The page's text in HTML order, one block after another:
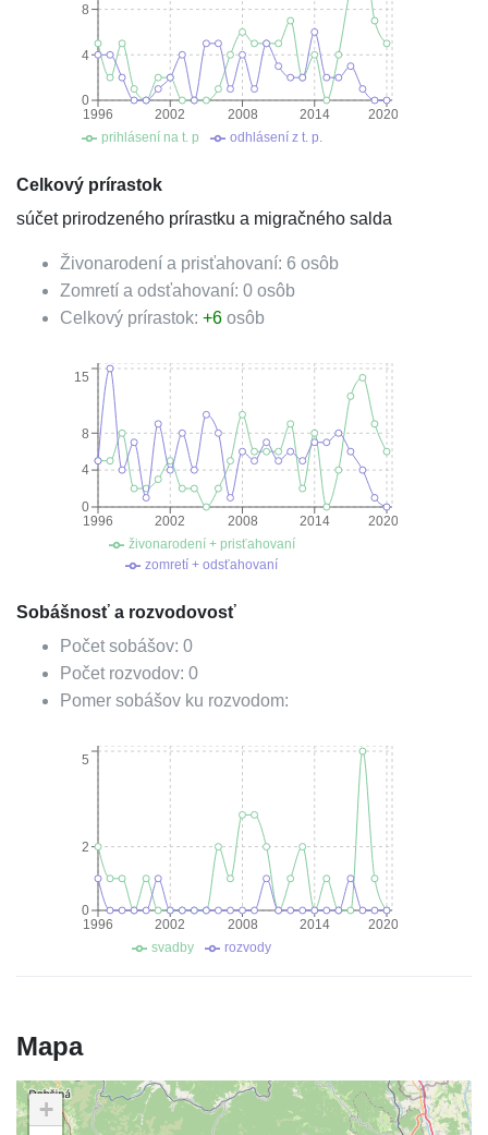
1996 2002 2008 2014 2020
0
4
8
prihlásení na t. p odhlásení z t. p.
Celkový prírastok
súčet prirodzeného prírastku a migračného salda
Živonarodení a prisťahovaní: 6 osôb
Zomretí a odsťahovaní: 0 osôb
Celkový prírastok: +6 osôb
1996 2002 2008 2014 2020
0
4
8
15
živonarodení + prisťahovaní
zomretí + odsťahovaní
Sobášnosť a rozvodovosť
Počet sobášov: 0
Počet rozvodov: 0
Pomer sobášov ku rozvodom:
1996 2002 2008 2014 2020
0
2
5
svadby rozvody
Mapa
+